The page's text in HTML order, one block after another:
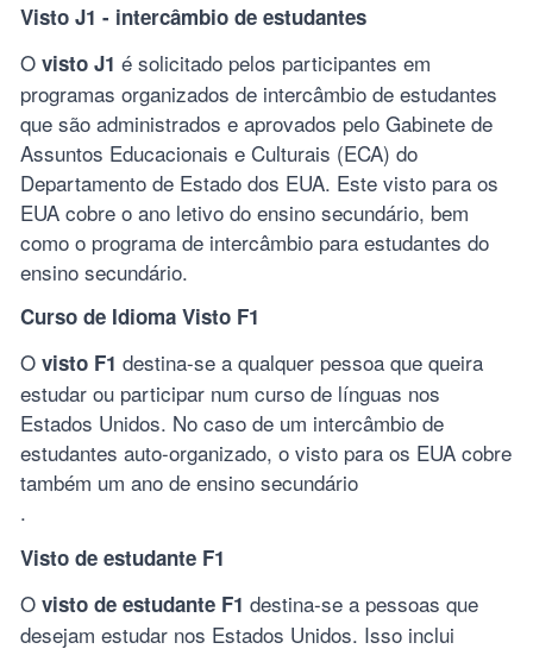
Visto J1 - intercâmbio de estudantes
O visto J1 é solicitado pelos participantes em
programas organizados de intercâmbio de estudantes
que são administrados e aprovados pelo Gabinete de
Assuntos Educacionais e Culturais (ECA) do
Departamento de Estado dos EUA. Este visto para os
EUA cobre o ano letivo do ensino secundário, bem
como o programa de intercâmbio para estudantes do
ensino secundário.
Curso de Idioma Visto F1
O visto F1 destina-se a qualquer pessoa que queira
estudar ou participar num curso de línguas nos
Estados Unidos. No caso de um intercâmbio de
estudantes auto-organizado, o visto para os EUA cobre
também um ano de ensino secundário
.
Visto de estudante F1
O visto de estudante F1 destina-se a pessoas que
desejam estudar nos Estados Unidos. Isso inclui